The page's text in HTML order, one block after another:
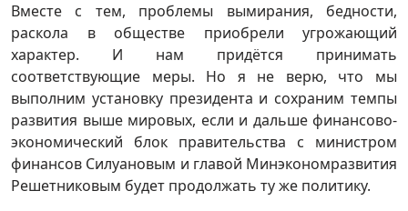
Вместе с тем, проблемы вымирания, бедности,
раскола в обществе приобрели угрожающий
характер. И нам придётся принимать
соответствующие меры. Но я не верю, что мы
выполним установку президента и сохраним темпы
развития выше мировых, если и дальше финансово-
экономический блок правительства с министром
финансов Силуановым и главой Минэкономразвития
Решетниковым будет продолжать ту же политику.